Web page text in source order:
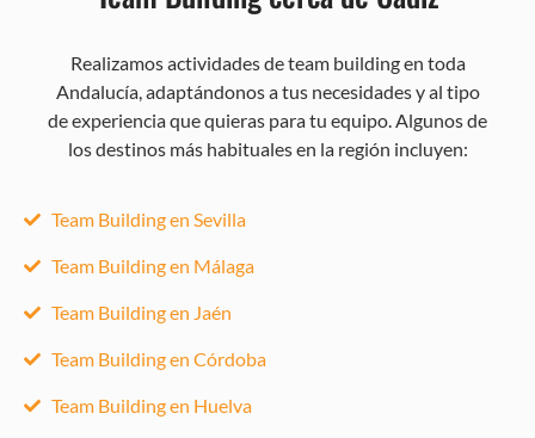
Realizamos actividades de team building en toda
Andalucía, adaptándonos a tus necesidades y al tipo
de experiencia que quieras para tu equipo. Algunos de
los destinos más habituales en la región incluyen:
Team Building en Sevilla
Team Building en Málaga
Team Building en Jaén
Team Building en Córdoba
Team Building en Huelva